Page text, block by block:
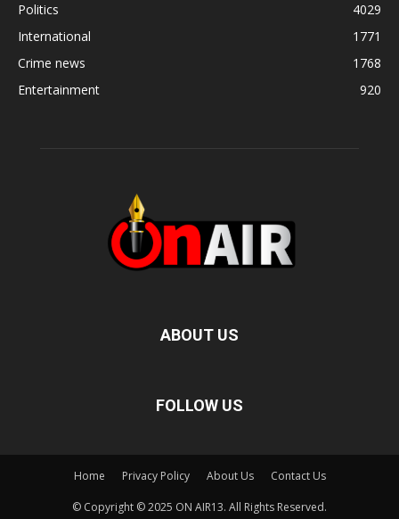
Politics
4029
International
1771
Crime news
1768
Entertainment
920
ABOUT US
FOLLOW US
Home Privacy Policy About Us Contact Us
© Copyright © 2025 ON AIR13. All Rights Reserved.